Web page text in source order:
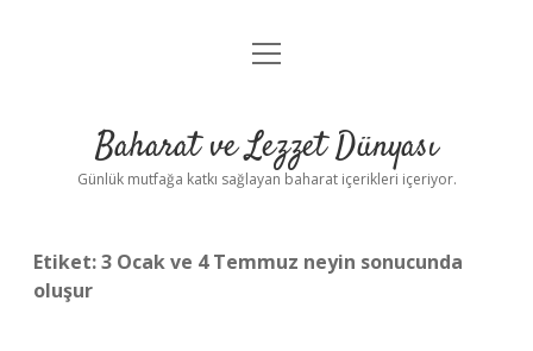
Anasayfa
Yasal Uyarı
menüyü
Baharat ve Lezzet Dünyası
Günlük mutfağa katkı sağlayan baharat içerikleri içeriyor.
Etiket:3 Ocak ve 4 Temmuz neyin sonucunda
oluşur